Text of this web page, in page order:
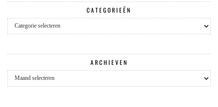
CATEGORIEËN
Categorieën
ARCHIEVEN
Archieven